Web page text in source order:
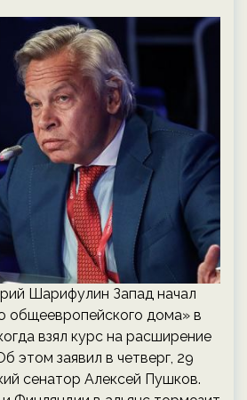
Шарифулин Запад начал
общеевропейского дома» в
взял курс на расширение
этом заявил в четверг, 29
сенатор Алексей Пушков.